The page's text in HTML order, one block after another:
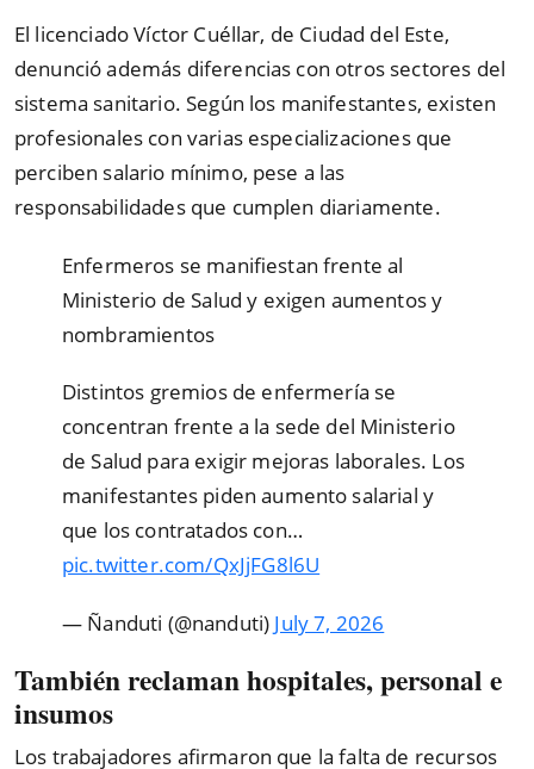
El licenciado Víctor Cuéllar, de Ciudad del Este,
denunció además diferencias con otros sectores del
sistema sanitario. Según los manifestantes, existen
profesionales con varias especializaciones que
perciben salario mínimo, pese a las
responsabilidades que cumplen diariamente.
Enfermeros se manifiestan frente al
Ministerio de Salud y exigen aumentos y
nombramientos
Distintos gremios de enfermería se
concentran frente a la sede del Ministerio
de Salud para exigir mejoras laborales. Los
manifestantes piden aumento salarial y
que los contratados con…
pic.twitter.com/QxJjFG8l6U
— Ñanduti (@nanduti) July 7, 2026
También reclaman hospitales, personal e
insumos
Los trabajadores afirmaron que la falta de recursos